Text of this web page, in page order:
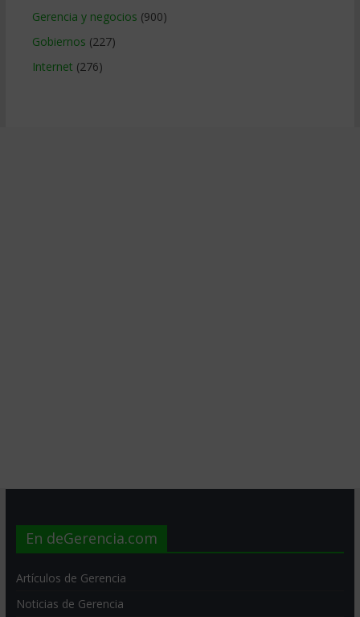
Gerencia y negocios (900)
Gobiernos (227)
Internet (276)
En deGerencia.com
Artículos de Gerencia
Noticias de Gerencia